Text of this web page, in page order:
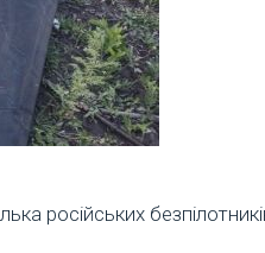
російських